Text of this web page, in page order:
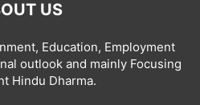
US
Education, Employment
outlook and mainly Focusing
Hindu Dharma.